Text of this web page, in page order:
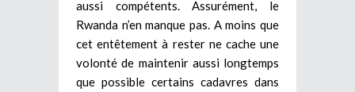
aussi compétents. Assurément, le
Rwanda n’en manque pas. A moins que
cet entêtement à rester ne cache une
volonté de maintenir aussi longtemps
que possible certains cadavres dans